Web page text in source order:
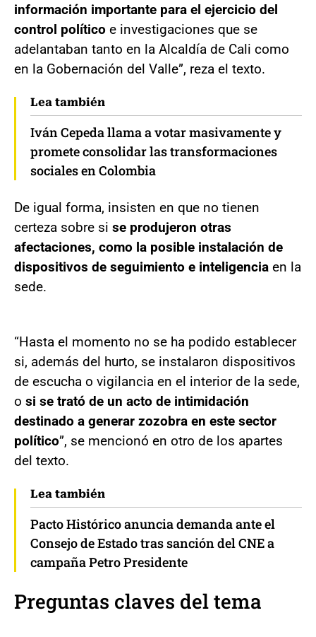
información importante para el ejercicio del
control político e investigaciones que se
adelantaban tanto en la Alcaldía de Cali como
en la Gobernación del Valle”, reza el texto.
Lea también
Iván Cepeda llama a votar masivamente y
promete consolidar las transformaciones
sociales en Colombia
De igual forma, insisten en que no tienen
certeza sobre si se produjeron otras
afectaciones, como la posible instalación de
dispositivos de seguimiento e inteligencia en la
sede.
“Hasta el momento no se ha podido establecer
si, además del hurto, se instalaron dispositivos
de escucha o vigilancia en el interior de la sede,
o si se trató de un acto de intimidación
destinado a generar zozobra en este sector
político”, se mencionó en otro de los apartes
del texto.
Lea también
Pacto Histórico anuncia demanda ante el
Consejo de Estado tras sanción del CNE a
campaña Petro Presidente
Preguntas claves del tema